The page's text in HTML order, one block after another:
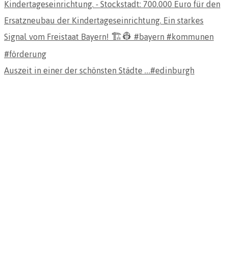
Auszeit in einer der schönsten Städte …#edinburgh